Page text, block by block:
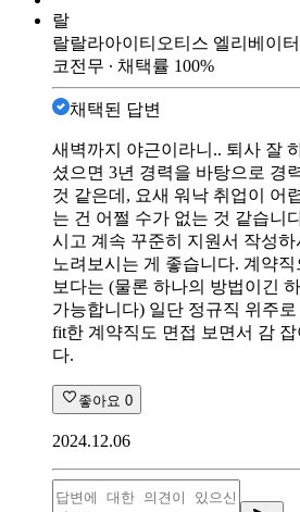
랄
랄랄라아이티 오티스 엘리베이터
코전무 ∙ 채택률 100%
채택된 답변
새벽까지 야근이라니.. 퇴사 잘
셨으면 3년 경력을 바탕으로 경
것 같은데, 요새 워낙 취업이 어
는 건 어쩔 수가 없는 것 같습니
시고 계속 꾸준히 지원서 작성
노려보시는 게 좋습니다. 계약직
보다는 (물론 하나의 방법이긴
가능합니다) 일단 정규직 위주
fit한 계약직도 면접 보면서 감
다.
좋아요 0
2024.12.06